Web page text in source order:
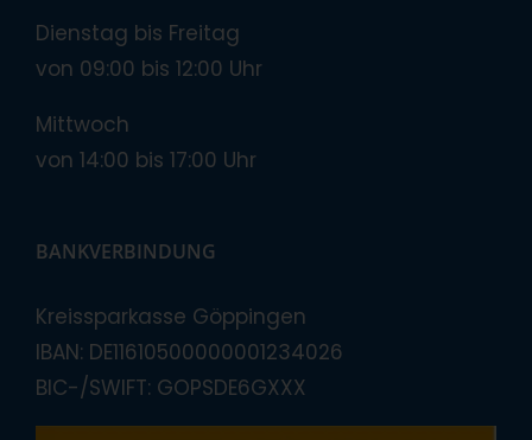
Dienstag bis Freitag
von 09:00 bis 12:00 Uhr
Mittwoch
von 14:00 bis 17:00 Uhr
BANKVERBINDUNG
Kreissparkasse Göppingen
IBAN: DE11610500000001234026
BIC-/SWIFT: GOPSDE6GXXX